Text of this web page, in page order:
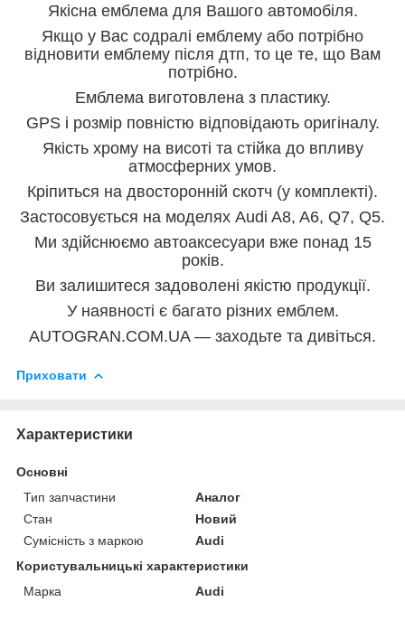
Якісна емблема для Вашого автомобіля.
Якщо у Вас содралі емблему або потрібно
відновити емблему після дтп, то це те, що Вам
потрібно.
Емблема виготовлена з пластику.
GPS і розмір повністю відповідають оригіналу.
Якість хрому на висоті та стійка до впливу
атмосферних умов.
Кріпиться на двосторонній скотч (у комплекті).
Застосовується на моделях Audi A8, A6, Q7, Q5.
Ми здійснюємо автоаксесуари вже понад 15
років.
Ви залишитеся задоволені якістю продукції.
У наявності є багато різних емблем.
AUTOGRAN.COM.UA — заходьте та дивіться.
Приховати
Характеристики
Основні
Тип запчастини
Аналог
Стан
Новий
Сумісність з маркою
Audi
Користувальницькі характеристики
Марка
Audi